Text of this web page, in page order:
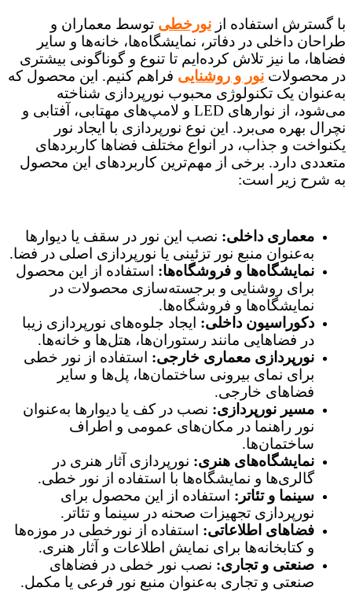
با گسترش استفاده از نورخطی توسط معماران و
طراحان داخلی در دفاتر، نمایشگاه‌ها، خانه‌ها و سایر
فضاها، ما نیز تلاش کرده‌ایم تا تنوع و گوناگونی بیشتری
در محصولات نور و روشنایی فراهم کنیم. این محصول که
به‌عنوان یک تکنولوژی محبوب نورپردازی شناخته
می‌شود، از نوارهای LED و لامپ‌های مهتابی، آفتابی و
نچرال بهره می‌برد. این نوع نورپردازی با ایجاد نور
یکنواخت و جذاب، در انواع مختلف فضاها کاربردهای
متعددی دارد. برخی از مهم‌ترین کاربردهای این محصول
به شرح زیر است:
معماری داخلی: نصب این نور در سقف یا دیوارها
به‌عنوان منبع نور تزئینی یا نورپردازی اصلی در فضا.
نمایشگاه‌ها و فروشگاه‌ها: استفاده از این محصول
برای روشنایی و برجسته‌سازی محصولات در
نمایشگاه‌ها و فروشگاه‌ها.
دکوراسیون داخلی: ایجاد جلوه‌های نورپردازی زیبا
در فضاهایی مانند رستوران‌ها، هتل‌ها و خانه‌ها.
نورپردازی معماری خارجی: استفاده از نور خطی
برای نمای بیرونی ساختمان‌ها، پل‌ها و سایر
فضاهای خارجی.
مسیر نورپردازی: نصب در کف یا دیوارها به‌عنوان
نور راهنما در مکان‌های عمومی و اطراف
ساختمان‌ها.
نمایشگاه‌های هنری: نورپردازی آثار هنری در
گالری‌ها و نمایشگاه‌ها با استفاده از نور خطی.
سینما و تئاتر: استفاده از این محصول برای
نورپردازی تجهیزات صحنه در سینما و تئاتر.
فضاهای اطلاعاتی: استفاده از نورخطی در موزه‌ها
و کتابخانه‌ها برای نمایش اطلاعات و آثار هنری.
صنعتی و تجاری: نصب نور خطی در فضاهای
صنعتی و تجاری به‌عنوان منبع نور فرعی یا مکمل.